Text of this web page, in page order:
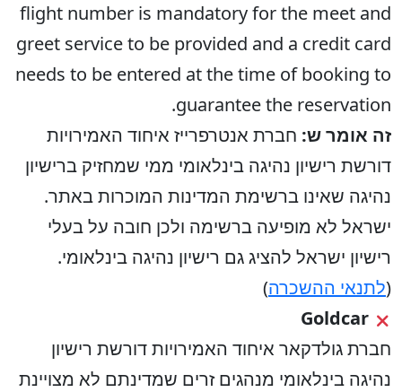
flight number is mandatory for the meet and
greet service to be provided and a credit card
needs to be entered at the time of booking to
guarantee the reservation.
זה אומר ש: חברת אנטרפרייז איחוד האמירויות
דורשת רישיון נהיגה בינלאומי ממי שמחזיק ברישיון
נהיגה שאינו ברשימת המדינות המוכרות באתר.
ישראל לא מופיעה ברשימה ולכן חובה על בעלי
רישיון ישראל להציג גם רישיון נהיגה בינלאומי.
(לתנאי ההשכרה)
Goldcar
חברת גולדקאר איחוד האמירויות דורשת רישיון
נהיגה בינלאומי מנהגים זרים שמדינתם לא מצויינת